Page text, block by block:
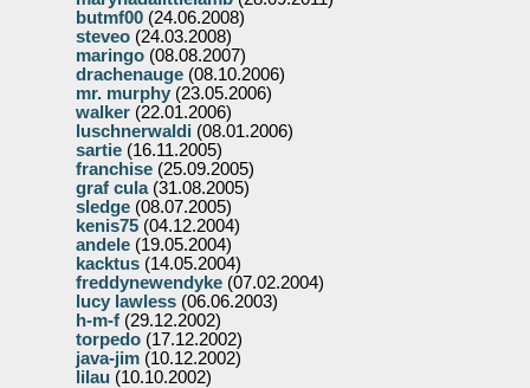
butmf00 (24.06.2008)
steveo (24.03.2008)
maringo (08.08.2007)
drachenauge (08.10.2006)
mr. murphy (23.05.2006)
walker (22.01.2006)
luschnerwaldi (08.01.2006)
sartie (16.11.2005)
franchise (25.09.2005)
graf cula(31.08.2005)
sledge (08.07.2005)
kenis75 (04.12.2004)
andele (19.05.2004)
kacktus (14.05.2004)
freddynewendyke (07.02.2004)
lucy lawless (06.06.2003)
h-m-f (29.12.2002)
torpedo (17.12.2002)
java-jim (10.12.2002)
lilau (10.10.2002)